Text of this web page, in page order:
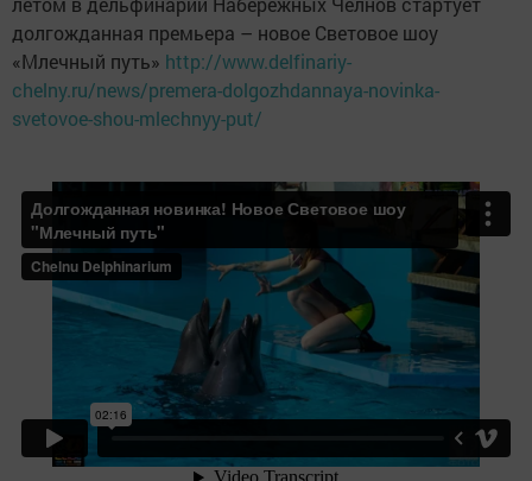
долгожданная премьера – новое Световое шоу
«Млечный путь» http://www.delfinariy-
chelny.ru/news/premera-dolgozhdannaya-novinka-
svetovoe-shou-mlechnyy-put/